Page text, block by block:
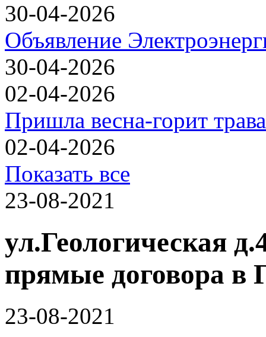
30-04-2026
Объявление
30-04-2026
02-04-2026
Пришла весна-горит трава
02-04-2026
Показать все
23-08-2021
ул.Геологическая
прямые договора
23-08-2021